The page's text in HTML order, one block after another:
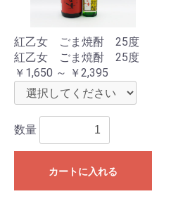
紅乙女 ごま焼酎 25度
紅乙女 ごま焼酎 25度
￥1,650 ～ ￥2,395
数量
カートに入れる